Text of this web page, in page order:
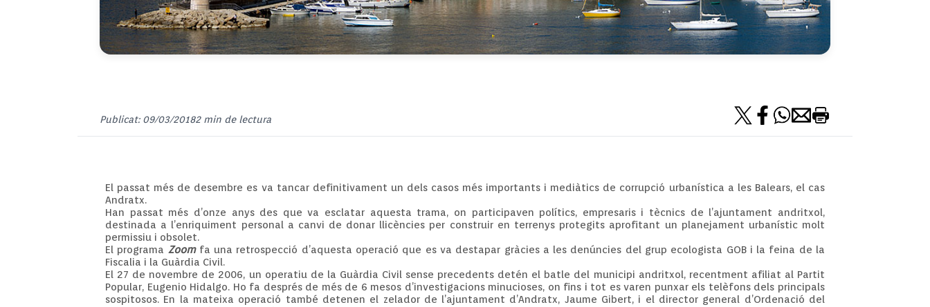
Publicat: 09/03/20182 min de lectura
El passat més de desembre es va tancar definitivament un dels casos més importants i mediàtics de corrupció urbanística a les Balears, el cas
Andratx.
Han passat més d’onze anys des que va esclatar aquesta trama, on participaven polítics, empresaris i tècnics de l’ajuntament andritxol,
destinada a l’enriquiment personal a canvi de donar llicències per construir en terrenys protegits aprofitant un planejament urbanístic molt
permissiu i obsolet.
El programa Zoom fa una retrospecció d’aquesta operació que es va destapar gràcies a les denúncies del grup ecologista GOB i la feina de la
Fiscalia i la Guàrdia Civil.
El 27 de novembre de 2006, un operatiu de la Guàrdia Civil sense precedents detén el batle del municipi andritxol, recentment afiliat al Partit
Popular, Eugenio Hidalgo. Ho fa després de més de 6 mesos d’investigacions minucioses, on fins i tot es varen punxar els telèfons dels principals
sospitosos. En la mateixa operació també detenen el zelador de l’ajuntament d’Andratx, Jaume Gibert, i el director general d’Ordenació del